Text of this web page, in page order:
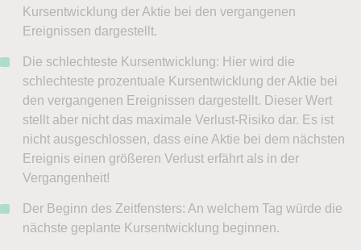
Kursentwicklung der Aktie bei den vergangenen
Ereignissen dargestellt.
Die schlechteste Kursentwicklung: Hier wird die
schlechteste prozentuale Kursentwicklung der Aktie bei
den vergangenen Ereignissen dargestellt. Dieser Wert
stellt aber nicht das maximale Verlust-Risiko dar. Es ist
nicht ausgeschlossen, dass eine Aktie bei dem nächsten
Ereignis einen größeren Verlust erfährt als in der
Vergangenheit!
Der Beginn des Zeitfensters: An welchem Tag würde die
nächste geplante Kursentwicklung beginnen.